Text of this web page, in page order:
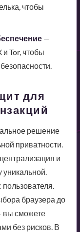
чтобы
—
и Tor, чтобы
для
решение
приватности.
и
уникальной.
пользователя.
браузера до
вы сможете
без рисков. В